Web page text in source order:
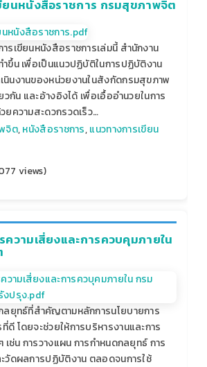
ยนหนังสือราชการ กรมสุขภาพจิต
รเขียนหนังสือราชการเล่มนี้ สำนักงาน
ำขึ้น เพื่อเป็นแนวปฏิบัติในการปฏิบัติงาน
นินงานของหน่วยงานในสังกัดกรมสุขภาพ
วกัน และอ้างอิงได้ เพื่อเอื้ออำนวยในการ
ยความสะดวกรวดเร็ว…
จิต,หนังสือราชการ,แนวทางการเขียน
views)
วามเสี่ยงและการควบคุมภายใน
ลยุทธ์ที่สำคัญตามหลักการนโยบายการ
โดยจะช่วยให้การบริหารงานและการ
เช่น การวางแผน การกำหนดกลยุทธ์ การ
วัดผลการปฏิบัติงาน ตลอดจนการใช้